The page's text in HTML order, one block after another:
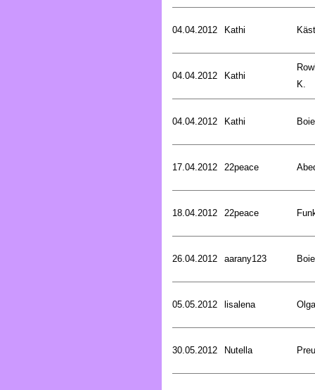
04.04.2012 Kathi
04.04.2012 Kathi
K.
04.04.2012 Kathi
17.04.2012 22peace
18.04.2012 22peace
26.04.2012 aarany123
05.05.2012 lisalena
30.05.2012 Nutella